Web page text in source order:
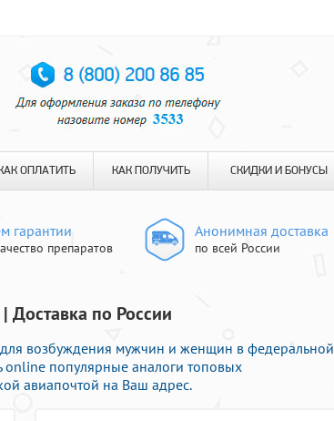
КАК ОПЛАТИТЬ КАК ПОЛУЧИТЬ СКИДКИ И БОНУСЫ
гарантии
препаратов
Анонимная доставка
по всей России
Доставка по России
возбуждения мужчин и женщин в федеральной
популярные аналоги топовых
авиапочтой на Ваш адрес.